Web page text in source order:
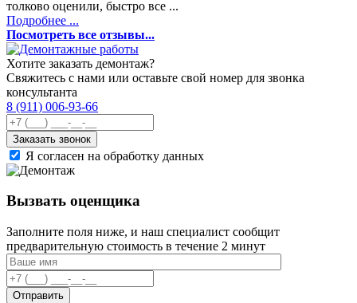
толково оценили, быстро все ...
Подробнее ...
Посмотреть все отзывы...
Хотите заказать демонтаж?
Свяжитесь с нами или оставьте свой номер для звонка
консультанта
8 (911) 006-93-66
Заказать звонок
Я согласен на обработку данных
Вызвать оценщика
Заполните поля ниже, и наш специалист сообщит
предварительную стоимость в течение 2 минут
Отправить